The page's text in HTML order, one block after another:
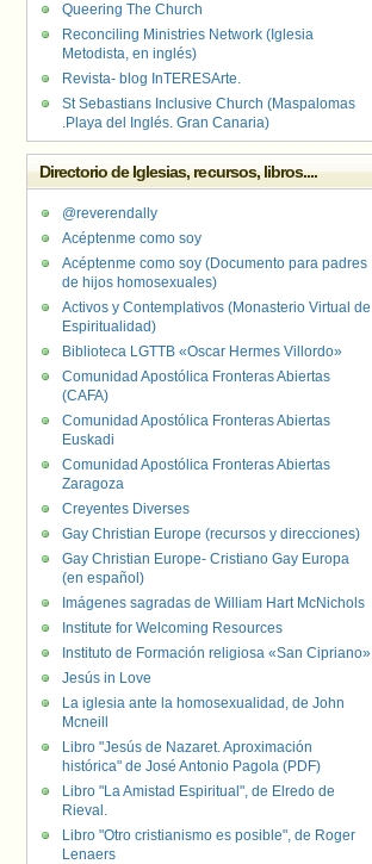
Queering The Church
Reconciling Ministries Network (Iglesia
Metodista, en inglés)
Revista- blog InTERESArte.
St Sebastians Inclusive Church (Maspalomas
.Playa del Inglés. Gran Canaria)
Directorio de Iglesias, recursos, libros....
@reverendally
Acéptenme como soy
Acéptenme como soy (Documento para padres
de hijos homosexuales)
Activos y Contemplativos (Monasterio Virtual de
Espiritualidad)
Biblioteca LGTTB «Oscar Hermes Villordo»
Comunidad Apostólica Fronteras Abiertas
(CAFA)
Comunidad Apostólica Fronteras Abiertas
Euskadi
Comunidad Apostólica Fronteras Abiertas
Zaragoza
Creyentes Diverses
Gay Christian Europe (recursos y direcciones)
Gay Christian Europe- Cristiano Gay Europa
(en español)
Imágenes sagradas de William Hart McNichols
Institute for Welcoming Resources
Instituto de Formación religiosa «San Cipriano»
Jesús in Love
La iglesia ante la homosexualidad, de John
Mcneill
Libro "Jesús de Nazaret. Aproximación
histórica" de José Antonio Pagola (PDF)
Libro "La Amistad Espiritual", de Elredo de
Rieval.
Libro "Otro cristianismo es posible", de Roger
Lenaers